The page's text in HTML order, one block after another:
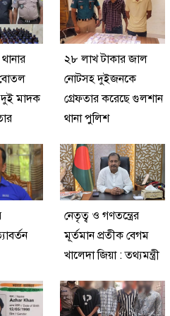
মাদক
২৮ লাখ টাকার জাল
নোটসহ দুইজনকে
গ্রেফতার করেছে গুলশান
থানা পুলিশ
নেতৃত্ব ও গণতন্ত্রের
মূর্তমান প্রতীক বেগম
খালেদা জিয়া : তথ্যমন্ত্রী